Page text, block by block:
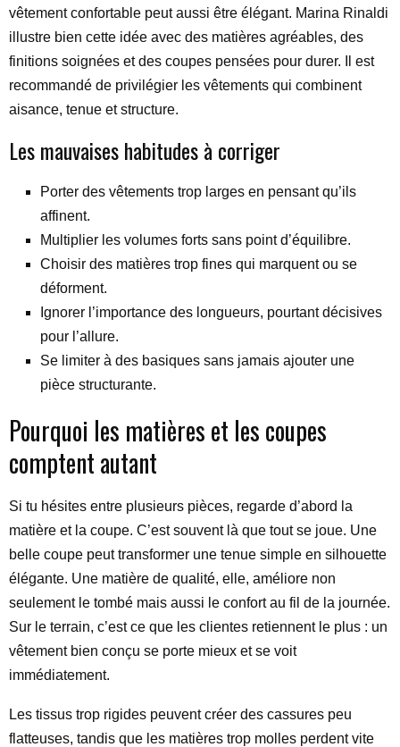
vêtement confortable peut aussi être élégant. Marina Rinaldi
illustre bien cette idée avec des matières agréables, des
finitions soignées et des coupes pensées pour durer. Il est
recommandé de privilégier les vêtements qui combinent
aisance, tenue et structure.
Les mauvaises habitudes à corriger
Porter des vêtements trop larges en pensant qu’ils
affinent.
Multiplier les volumes forts sans point d’équilibre.
Choisir des matières trop fines qui marquent ou se
déforment.
Ignorer l’importance des longueurs, pourtant décisives
pour l’allure.
Se limiter à des basiques sans jamais ajouter une
pièce structurante.
Pourquoi les matières et les coupes
comptent autant
Si tu hésites entre plusieurs pièces, regarde d’abord la
matière et la coupe. C’est souvent là que tout se joue. Une
belle coupe peut transformer une tenue simple en silhouette
élégante. Une matière de qualité, elle, améliore non
seulement le tombé mais aussi le confort au fil de la journée.
Sur le terrain, c’est ce que les clientes retiennent le plus : un
vêtement bien conçu se porte mieux et se voit
immédiatement.
Les tissus trop rigides peuvent créer des cassures peu
flatteuses, tandis que les matières trop molles perdent vite